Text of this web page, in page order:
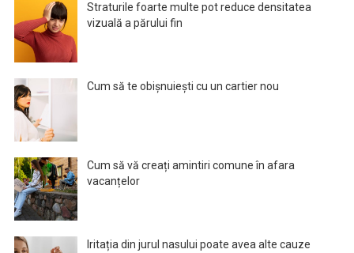
Straturile foarte multe pot reduce densitatea
vizuală a părului fin
Cum să te obișnuiești cu un cartier nou
Cum să vă creați amintiri comune în afara
vacanțelor
Iritația din jurul nasului poate avea alte cauze